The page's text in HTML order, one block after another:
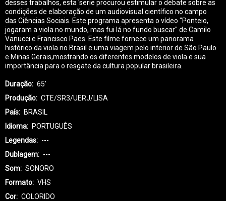
desses trabalhos, esta 'serie procurou estimular o debate sobre as
condições de elaboração de um audiovisual científico no campo
das Ciências Sociais. Este programa apresenta o vídeo "Ponteio,
jogaram a viola no mundo, mas fui lá no fundo buscar" de Camilo
Vanucci e Francisco Paes. Este filme fornece um panorama
histórico da viola no Brasil e uma viagem pelo interior de São Paulo
e Minas Gerais,mostrando os diferentes modelos de viola e sua
importância para o resgate da cultura popular brasileira.
Duração
65'
Produção
CTE/SR3/UERJ/LISA
País
BRASIL
Idioma
PORTUGUÊS
Legendas
---
Dublagem
---
Som
SONORO
Formato
VHS
Cor
COLORIDO